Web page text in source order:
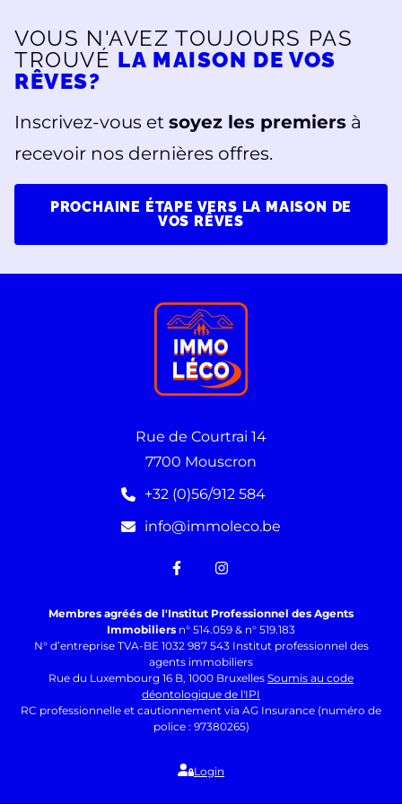
VOUS N'AVEZ TOUJOURS PAS
TROUVÉ LA MAISON DE VOS
RÊVES?
Inscrivez-vous et soyez les premiers à
recevoir nos dernières offres.
PROCHAINE ÉTAPE VERS LA MAISON DE
VOS RÊVES
Rue de Courtrai 14
7700 Mouscron
+32 (0)56/912 584
info@immoleco.be
Membres agréés de l'Institut Professionnel des Agents
Immobiliers n° 514.059 & n° 519.183
N° d’entreprise TVA-BE 1032 987 543 Institut professionnel des
agents immobiliers
Rue du Luxembourg 16 B, 1000 Bruxelles Soumis au code
déontologique de l'IPI
RC professionnelle et cautionnement via AG Insurance (numéro de
police : 97380265)
Login